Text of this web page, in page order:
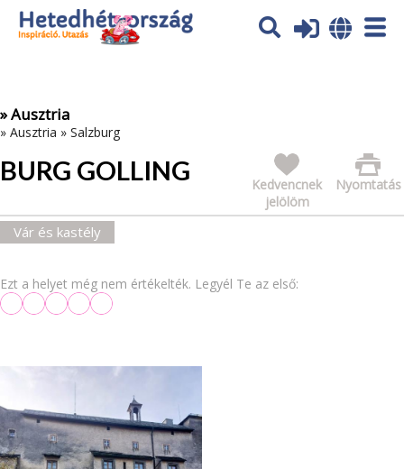
Az oldal sütiket (cookies) használ. További tájékoztatás itt:
Adatvédelmi tájékoztató
» Ausztria
» Ausztria » Salzburg
BURG GOLLING Nyomtatás
Kedvencnek
jelölöm
Vár és kastély
Ezt a helyet még nem értékelték. Legyél Te az első: